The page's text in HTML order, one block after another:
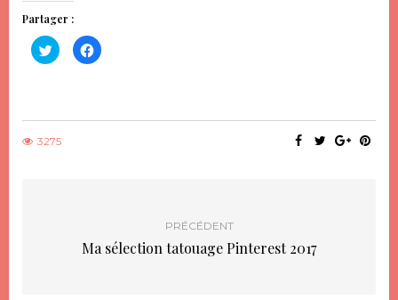
Partager :
Cliquez
pour
partager
nouvelle
Cliquez
pour
nouvelle
3275
PRÉCÉDENT
Ma sélection tatouage Pinterest 2017